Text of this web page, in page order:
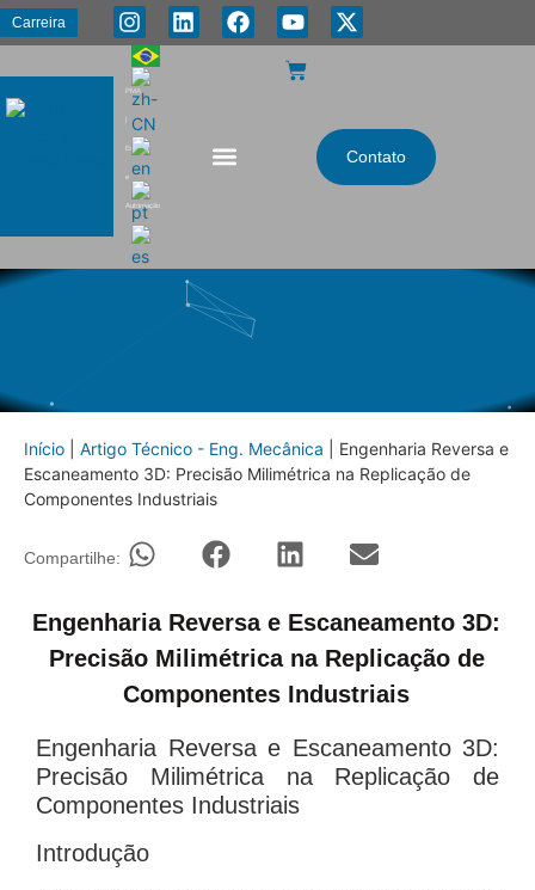
Carreira
PMA
Energia
e
Automação
Contato
Início Artigo Técnico - Eng. Mecânica
Engenharia Reversa e
Escaneamento 3D: Precisão Milimétrica na Replicação de
Componentes Industriais
Compartilhe:
Engenharia Reversa e Escaneamento 3D:
Precisão Milimétrica na Replicação de
Componentes Industriais
Engenharia Reversa e Escaneamento 3D:
Precisão Milimétrica na Replicação de
Componentes Industriais
Introdução